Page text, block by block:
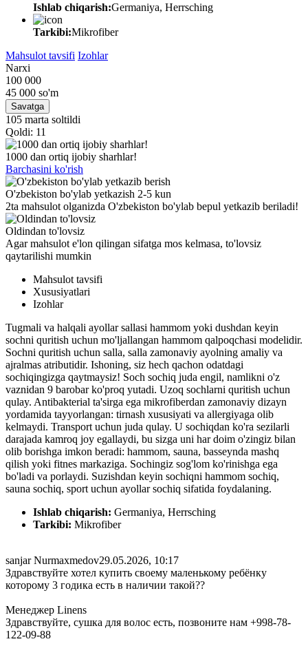
Ishlab chiqarish:Germaniya, Herrsching
Tarkibi:Mikrofiber
Mahsulot tavsifi Izohlar
Narxi
100 000
45 000 so'm
Savatga
105 marta soltildi
Qoldi: 11
1000 dan ortiq ijobiy sharhlar!
Barchasini ko'rish
O'zbekiston bo'ylab yetkazish 2-5 kun
2ta mahsulot olganizda O'zbekiston bo'ylab bepul yetkazib beriladi!
Oldindan to'lovsiz
Agar mahsulot e'lon qilingan sifatga mos kelmasa, to'lovsiz
qaytarilishi mumkin
Mahsulot tavsifi
Xususiyatlari
Izohlar
Tugmali va halqali ayollar sallasi hammom yoki dushdan keyin
sochni quritish uchun mo'ljallangan hammom qalpoqchasi modelidir.
Sochni quritish uchun salla, salla zamonaviy ayolning amaliy va
ajralmas atributidir. Ishoning, siz hech qachon odatdagi
sochiqingizga qaytmaysiz! Soch sochiq juda engil, namlikni o'z
vaznidan 9 barobar ko'proq yutadi. Uzoq sochlarni quritish uchun
qulay. Antibakterial ta'sirga ega mikrofiberdan zamonaviy dizayn
yordamida tayyorlangan: tirnash xususiyati va allergiyaga olib
kelmaydi. Transport uchun juda qulay. U sochiqdan ko'ra sezilarli
darajada kamroq joy egallaydi, bu sizga uni har doim o'zingiz bilan
olib borishga imkon beradi: hammom, sauna, basseynda mashq
qilish yoki fitnes markaziga. Sochingiz sog'lom ko'rinishga ega
bo'ladi va porlaydi. Suzishdan keyin sochiqni hammom sochiq,
sauna sochiq, sport uchun ayollar sochiq sifatida foydalaning.
Ishlab chiqarish: Germaniya, Herrsching
Tarkibi: Mikrofiber
sanjar Nurmaxmedov29.05.2026, 10:17
Здравствуйте хотел купить своему маленькому ребёнку
которому 3 годика есть в наличии такой??
Менеджер Linens
Здравствуйте, сушка для волос есть, позвоните нам +998-78-
122-09-88